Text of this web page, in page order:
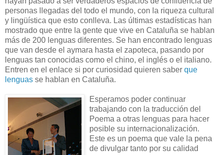
personas llegadas del todo el mundo, con la riqueza cultural
y lingüística que esto conlleva. Las últimas estadísticas han
mostrado que entre la gente que vive en Cataluña se hablan
más de 200 lenguas diferentes. Se han encontrado lenguas
que van desde el aymara hasta el zapoteca, pasando por
lenguas tan conocidas como el chino, el inglés o el italiano.
Entren en el enlace si por curiosidad quieren saber que
lenguas se hablan en Cataluña.
Esperamos poder continuar
trabajando con la traducción del
Poema a otras lenguas para hacer
posible su internacionalización.
Este es un poema que vale la pena
de divulgar tanto por su calidad